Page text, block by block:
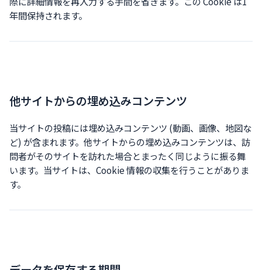
年間保持されます。
他サイトからの埋め込みコンテンツ
当サイトの投稿には埋め込みコンテンツ (動画、画像、地図な
ど) が含まれます。他サイトからの埋め込みコンテンツは、訪
問者がそのサイトを訪れた場合とまったく同じように振る舞
います。当サイトは、Cookie 情報の収集を行うことがありま
す。